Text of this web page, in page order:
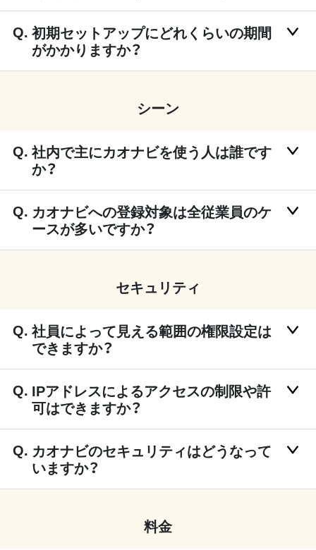
初期セットアップにどれくらいの期間
がかかりますか？
シーン
社内で主にカオナビを使う人は誰です
か？
カオナビへの登録対象は全従業員のケ
ースが多いですか？
セキュリティ
社員によって見える範囲の権限設定は
できますか？
IPアドレスによるアクセスの制限や許
可はできますか？
カオナビのセキュリティはどうなって
いますか？
料金